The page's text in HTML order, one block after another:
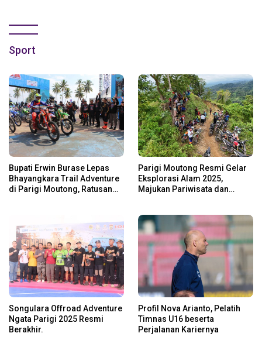
Sport
Bupati Erwin Burase Lepas
Bhayangkara Trail Adventure
di Parigi Moutong, Ratusan
Parigi Moutong Resmi Gelar
Eksplorasi Alam 2025,
Majukan Pariwisata dan
Songulara Offroad Adventure
Ngata Parigi 2025 Resmi
Berakhir.
Profil Nova Arianto, Pelatih
Timnas U16 beserta
Perjalanan Kariernya